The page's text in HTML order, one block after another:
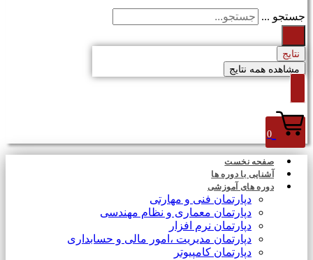
جستجو ...
نتایج
مشاهده همه نتایج
0
صفحه نخست
آشنایی با دوره ها
دوره های آموزشی
دپارتمان فنی و مهارتی
دپارتمان معماری و نظام مهندسی
دپارتمان نرم افزار
دپارتمان مدیریت ،امور مالی و حسابداری
دپارتمان کامپیوتر